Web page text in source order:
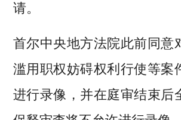
请。
首尔中央地方法院此前同意
滥用职权妨碍权利行使等案
进行录像，并在庭审结束后